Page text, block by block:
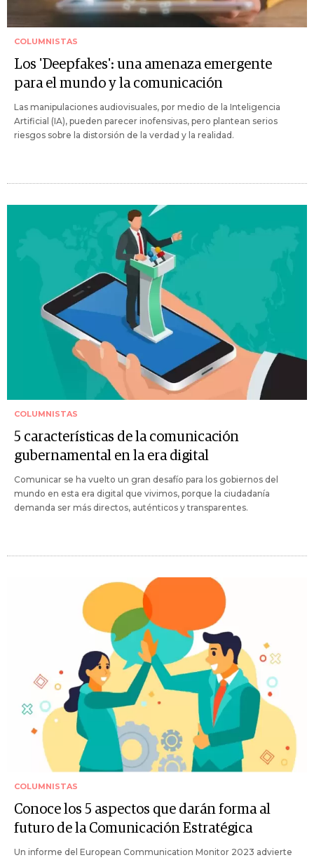
COLUMNISTAS
Los 'Deepfakes': una amenaza emergente
para el mundo y la comunicación
Las manipulaciones audiovisuales, por medio de la Inteligencia
Artificial (IA), pueden parecer inofensivas, pero plantean serios
riesgos sobre la distorsión de la verdad y la realidad.
COLUMNISTAS
5 características de la comunicación
gubernamental en la era digital
Comunicar se ha vuelto un gran desafío para los gobiernos del
mundo en esta era digital que vivimos, porque la ciudadanía
demanda ser más directos, auténticos y transparentes.
COLUMNISTAS
Conoce los 5 aspectos que darán forma al
futuro de la Comunicación Estratégica
Un informe del European Communication Monitor 2023 advierte